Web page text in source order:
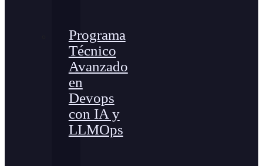
Programa
Técnico
Avanzado
en
Devops
con IA y
LLMOps